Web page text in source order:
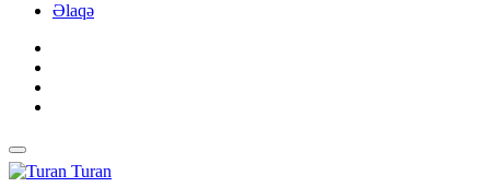
Əlaqə
Turan